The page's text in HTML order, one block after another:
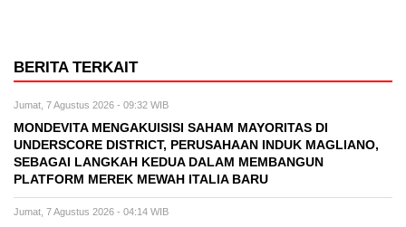
BERITA TERKAIT
Jumat, 7 Agustus 2026 - 09:32 WIB
MONDEVITA MENGAKUISISI SAHAM MAYORITAS DI
UNDERSCORE DISTRICT, PERUSAHAAN INDUK MAGLIANO,
SEBAGAI LANGKAH KEDUA DALAM MEMBANGUN
PLATFORM MEREK MEWAH ITALIA BARU
Jumat, 7 Agustus 2026 - 04:14 WIB